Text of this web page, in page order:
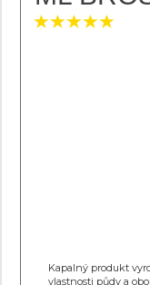
Kapalný produkt
vlastnosti půdy a